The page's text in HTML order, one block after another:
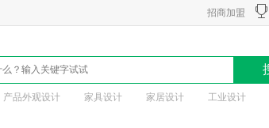
招商加盟
产品外观设计 家具设计 家居设计 工业设计